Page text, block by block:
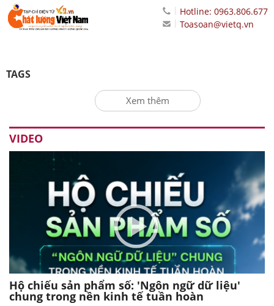
Hotline: 0963.806.677
Toasoan@vietq.vn
TAGS
Xem thêm
VIDEO
Hộ chiếu sản phẩm số: 'Ngôn ngữ dữ liệu'
chung trong nền kinh tế tuần hoàn